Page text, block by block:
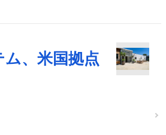
、米国拠点